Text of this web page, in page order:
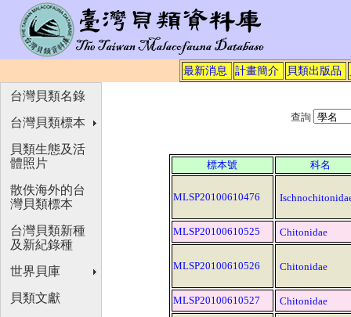
最新消息 計畫簡介 貝類出版品
查詢
標本號 科名
MLSP20100610476
MLSP20100610525 Chitonidae
MLSP20100610526 Chitonidae
MLSP20100610527
Chitonidae
台灣貝類名錄
台灣貝類標本
貝類生態及活
體照片
散佚海外的台
灣貝類標本
台灣貝類新種
及新紀錄種
世界貝庫
貝類文獻